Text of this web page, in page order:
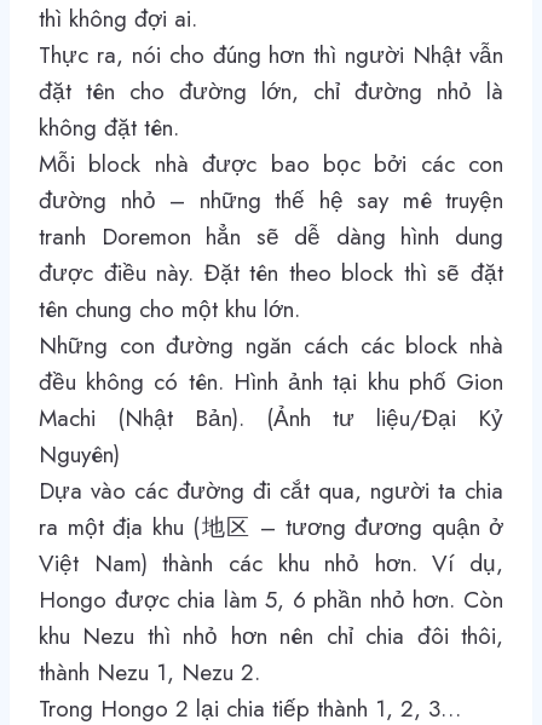
thì không đợi ai.
Thực ra, nói cho đúng hơn thì người Nhật vẫn
đặt tên cho đường lớn, chỉ đường nhỏ là
không đặt tên.
Mỗi block nhà được bao bọc bởi các con
đường nhỏ – những thế hệ say mê truyện
tranh Doremon hẳn sẽ dễ dàng hình dung
được điều này. Đặt tên theo block thì sẽ đặt
tên chung cho một khu lớn.
Những con đường ngăn cách các block nhà
đều không có tên. Hình ảnh tại khu phố Gion
Machi (Nhật Bản). (Ảnh tư liệu/Đại Kỷ
Nguyên)
Dựa vào các đường đi cắt qua, người ta chia
ra một địa khu (地区 – tương đương quận ở
Việt Nam) thành các khu nhỏ hơn. Ví dụ,
Hongo được chia làm 5, 6 phần nhỏ hơn. Còn
khu Nezu thì nhỏ hơn nên chỉ chia đôi thôi,
thành Nezu 1, Nezu 2.
Trong Hongo 2 lại chia tiếp thành 1, 2, 3…